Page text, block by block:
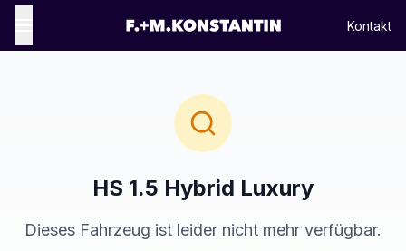
Kontakt
HS 1.5 Hybrid Luxury
Dieses Fahrzeug ist leider nicht mehr verfügbar.